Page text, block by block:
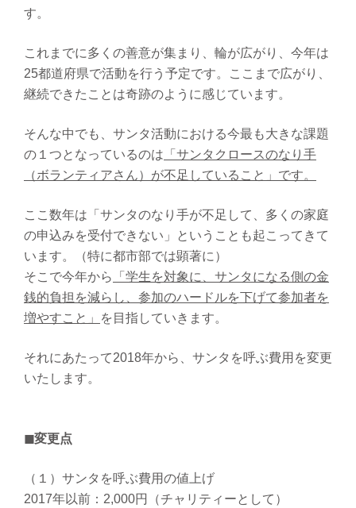
す。
これまでに多くの善意が集まり、輪が広がり、今年は
25都道府県で活動を行う予定です。ここまで広がり、
継続できたことは奇跡のように感じています。
そんな中でも、サンタ活動における今最も大きな課題
の１つとなっているのは 「サンタクロースのなり手
（ボランティアさん）が不足していること」です。
ここ数年は「サンタのなり手が不足して、多くの家庭
の申込みを受付できない」ということも起こってきて
います。（特に都市部では顕著に）
そこで今年から
「学生を対象に、サンタになる側の金
銭的負担を減らし、参加のハードルを下げて参加者を
増やすこと」
を目指していきます。
それにあたって2018年から、サンタを呼ぶ費用を変更
いたします。
◼変更点
（１）サンタを呼ぶ費用の値上げ
2017年以前：2,000円（チャリティーとして）